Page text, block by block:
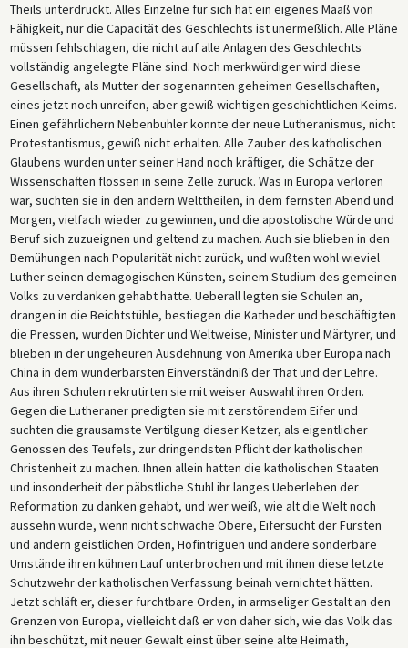
Theils unterdrückt. Alles Einzelne für sich hat ein eigenes Maaß von
Fähigkeit, nur die Capacität des Geschlechts ist unermeßlich. Alle Pläne
müssen fehlschlagen, die nicht auf alle Anlagen des Geschlechts
vollständig angelegte Pläne sind. Noch merkwürdiger wird diese
Gesellschaft, als Mutter der sogenannten geheimen Gesellschaften,
eines jetzt noch unreifen, aber gewiß wichtigen geschichtlichen Keims.
Einen gefährlichern Nebenbuhler konnte der neue Lutheranismus, nicht
Protestantismus, gewiß nicht erhalten. Alle Zauber des katholischen
Glaubens wurden unter seiner Hand noch kräftiger, die Schätze der
Wissenschaften flossen in seine Zelle zurück. Was in Europa verloren
war, suchten sie in den andern Welttheilen, in dem fernsten Abend und
Morgen, vielfach wieder zu gewinnen, und die apostolische Würde und
Beruf sich zuzueignen und geltend zu machen. Auch sie blieben in den
Bemühungen nach Popularität nicht zurück, und wußten wohl wieviel
Luther seinen demagogischen Künsten, seinem Studium des gemeinen
Volks zu verdanken gehabt hatte. Ueberall legten sie Schulen an,
drangen in die Beichtstühle, bestiegen die Katheder und beschäftigten
die Pressen, wurden Dichter und Weltweise, Minister und Märtyrer, und
blieben in der ungeheuren Ausdehnung von Amerika über Europa nach
China in dem wunderbarsten Einverständniß der That und der Lehre.
Aus ihren Schulen rekrutirten sie mit weiser Auswahl ihren Orden.
Gegen die Lutheraner predigten sie mit zerstörendem Eifer und
suchten die grausamste Vertilgung dieser Ketzer, als eigentlicher
Genossen des Teufels, zur dringendsten Pflicht der katholischen
Christenheit zu machen. Ihnen allein hatten die katholischen Staaten
und insonderheit der päbstliche Stuhl ihr langes Ueberleben der
Reformation zu danken gehabt, und wer weiß, wie alt die Welt noch
aussehn würde, wenn nicht schwache Obere, Eifersucht der Fürsten
und andern geistlichen Orden, Hofintriguen und andere sonderbare
Umstände ihren kühnen Lauf unterbrochen und mit ihnen diese letzte
Schutzwehr der katholischen Verfassung beinah vernichtet hätten.
Jetzt schläft er, dieser furchtbare Orden, in armseliger Gestalt an den
Grenzen von Europa, vielleicht daß er von daher sich, wie das Volk das
ihn beschützt, mit neuer Gewalt einst über seine alte Heimath,